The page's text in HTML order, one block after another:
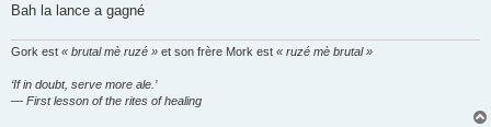
Bah la lance a gagné
Gork est « brutal mè ruzé » et son frère Mork est « ruzé mè brutal »
‘If in doubt, serve more ale.’
— First lesson of the rites of healing